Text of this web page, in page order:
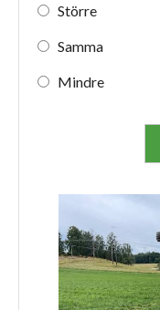
Större
Samma
Mindre